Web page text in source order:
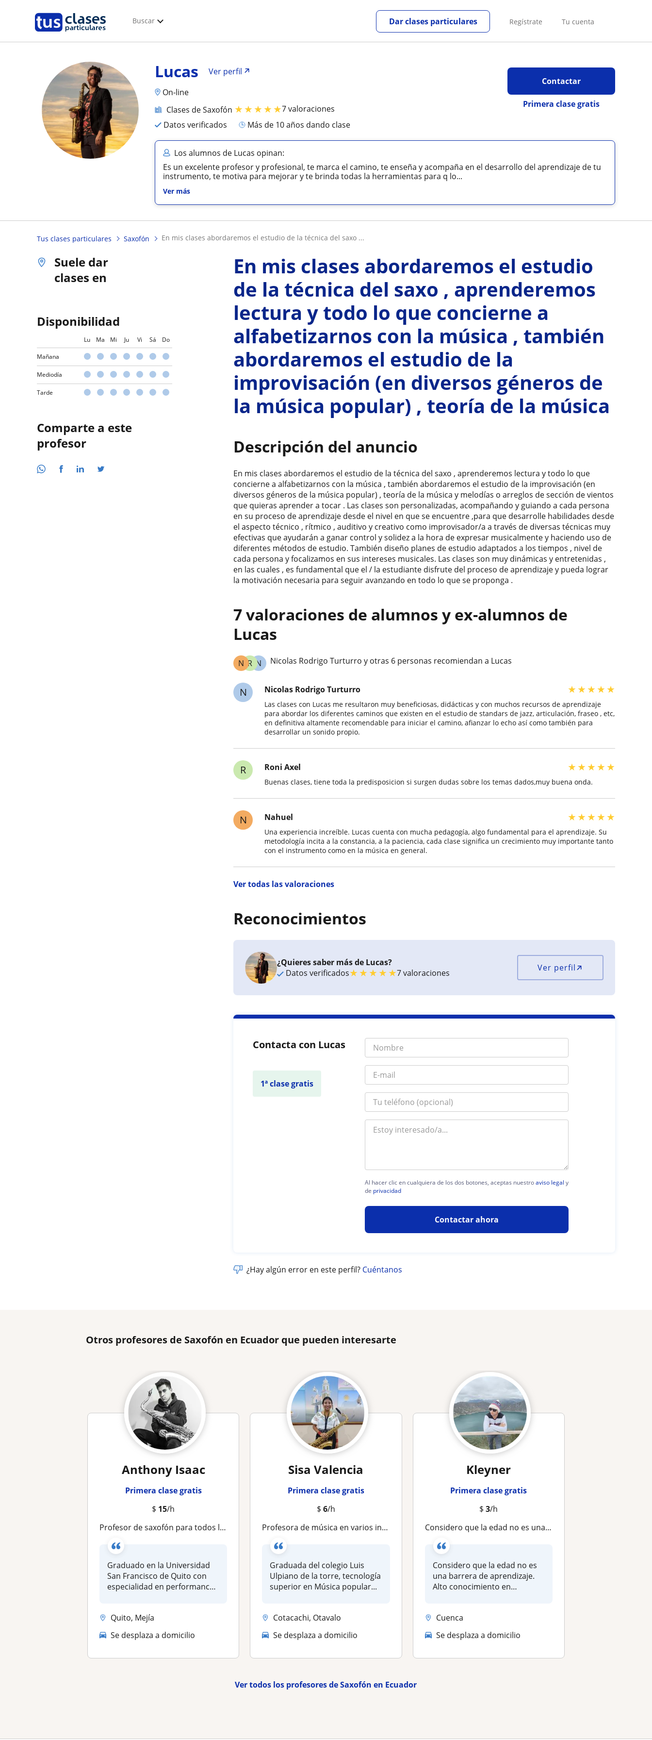
Buscar Regístrate Tu cuenta
Dar clases particulares
Contactar
Primera clase gratis
Lucas
Ver perfil
On-line
Clases de Saxofón ★★★★★7 valoraciones
Datos verificados
más de 10 años dando clase
Los alumnos de Lucas opinan:
Es un excelente profesor y profesional, te marca el camino, te enseña y acompaña en el desarrollo del aprendizaje de tu
instrumento, te motiva para mejorar y te brinda todas la herramientas para q lo...
Ver más
Tus clases particulares Saxofón en mis clases abordaremos el estudio de la técnica del saxo ...
Suele dar
clases en
Disponibilidad
Lu Ma Mi Ju Vi Sá Do
Mañana
Mediodía
Tarde
Comparte a este
profesor
En mis clases abordaremos el estudio
de la técnica del saxo , aprenderemos
lectura y todo lo que concierne a
alfabetizarnos con la música , también
abordaremos el estudio de la
improvisación (en diversos géneros de
la música popular) , teoría de la música
Descripción del anuncio
En mis clases abordaremos el estudio de la técnica del saxo , aprenderemos lectura y todo lo que
concierne a alfabetizarnos con la música , también abordaremos el estudio de la improvisación (en
diversos géneros de la música popular) , teoría de la música y melodías o arreglos de sección de vientos
que quieras aprender a tocar . Las clases son personalizadas, acompañando y guiando a cada persona
en su proceso de aprendizaje desde el nivel en que se encuentre ,para que desarrolle habilidades desde
el aspecto técnico , rítmico , auditivo y creativo como improvisador/a a través de diversas técnicas muy
efectivas que ayudarán a ganar control y solidez a la hora de expresar musicalmente y haciendo uso de
diferentes métodos de estudio. También diseño planes de estudio adaptados a los tiempos , nivel de
cada persona y focalizamos en sus intereses musicales. Las clases son muy dinámicas y entretenidas ,
en las cuales , es fundamental que el / la estudiante disfrute del proceso de aprendizaje y pueda lograr
la motivación necesaria para seguir avanzando en todo lo que se proponga .
7 valoraciones de alumnos y ex-alumnos de
Lucas
N
R
N Nicolas Rodrigo Turturro y otras 6 personas recomiendan a Lucas
N Nicolas Rodrigo Turturro ★★★★★
Las clases con Lucas me resultaron muy beneficiosas, didácticas y con muchos recursos de aprendizaje
para abordar los diferentes caminos que existen en el estudio de standars de jazz, articulación, fraseo , etc,
en definitiva altamente recomendable para iniciar el camino, afianzar lo echo así como también para
desarrollar un sonido propio.
R Roni Axel ★★★★★
Buenas clases, tiene toda la predisposicion si surgen dudas sobre los temas dados,muy buena onda.
N Nahuel ★★★★★
Una experiencia increíble. Lucas cuenta con mucha pedagogía, algo fundamental para el aprendizaje. Su
metodología incita a la constancia, a la paciencia, cada clase significa un crecimiento muy importante tanto
con el instrumento como en la música en general.
Ver todas las valoraciones
Reconocimientos
¿Quieres saber más de Lucas?
Datos verificados★★★★★7 valoraciones Ver perfil
Contacta con Lucas
1ª clase gratis
Al hacer clic en cualquiera de los dos botones, aceptas nuestroaviso legal y
de privacidad
Contactar ahora
¿Hay algún error en este perfil? Cuéntanos
Otros profesores de Saxofón en Ecuador que pueden interesarte
Anthony Isaac
Primera clase gratis
$ 15/h
Profesor de saxofón para todos los niveles
Graduado en la Universidad
San Francisco de Quito con
especialidad en performance
Quito, Mejía
Se desplaza a domicilio
Sisa Valencia
Primera clase gratis
$ 6/h
Profesora de música en varios instrumentos como saxofón, piano, guitarra, canto y lenguaje musical
Graduada del colegio Luis
Ulpiano de la torre, tecnología
superior en Música popular...
Cotacachi, Otavalo
Se desplaza a domicilio
Kleyner
Primera clase gratis
$3/h
Considero que la edad no es una barrera de aprendizaje. Alto conocimiento en música. Clases de: teoría, piano, guitarra y saxofón
Considero que la edad no es
una barrera de aprendizaje.
Alto conocimiento en
Cuenca
Se desplaza a domicilio
Ver todos los profesores de Saxofón en Ecuador